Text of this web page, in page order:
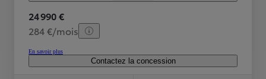
24 990 €
284 €/mois
En savoir plus
Contactez la concession